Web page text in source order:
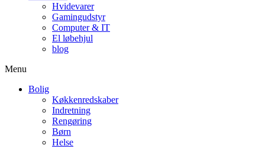
Hvidevarer
Gamingudstyr
Computer & IT
El løbehjul
blog
Menu
Bolig
Køkkenredskaber
Indretning
Rengøring
Børn
Helse